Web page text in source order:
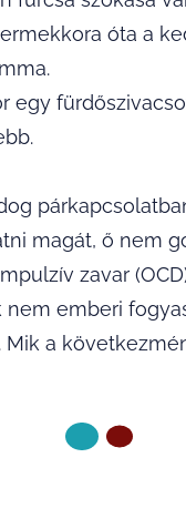
óta a
egy
magát, ő nem
zavar
emberi
a